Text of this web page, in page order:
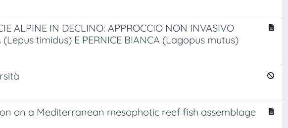
ALPINE IN DECLINO: APPROCCIO NON INVASIVO
(Lepus timidus) E PERNICE BIANCA (Lagopus mutus)
on a Mediterranean mesophotic reef fish assemblage